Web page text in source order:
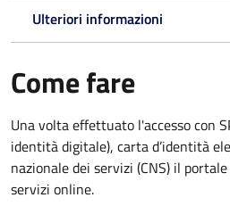
Ulteriori informazioni
Come fare
Una volta effettuato l'accesso con
identità digitale), carta d’identità
nazionale dei servizi (CNS) il
servizi online.